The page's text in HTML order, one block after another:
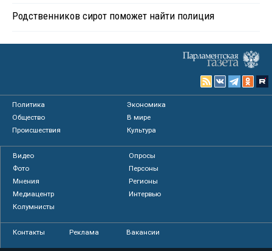
Родственников сирот поможет найти полиция
Политика
Экономика
Общество
В мире
Происшествия
Культура
Видео
Опросы
Фото
Персоны
Мнения
Регионы
Медиацентр
Интервью
Колумнисты
Контакты Реклама Вакансии